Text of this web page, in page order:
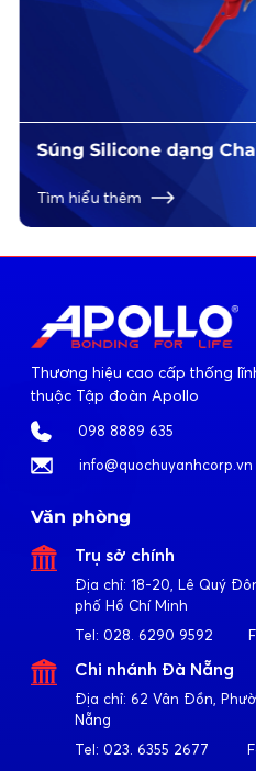
Súng Silicone dạng
Tìm hiểu thêm
Thương hiệu cao cấp thống
thuộc Tập đoàn Apollo
098 8889 635
info@quochuyanhcorp.vn
Văn phòng
Trụ sở chính
Địa chỉ: 18-20, Lê Quý
phố Hồ Chí Minh
Tel: 028. 6290 9592
Chi nhánh Đà Nẵng
Địa chỉ: 62 Vân Đồn,
Nẵng
Tel: 023. 6355 2677